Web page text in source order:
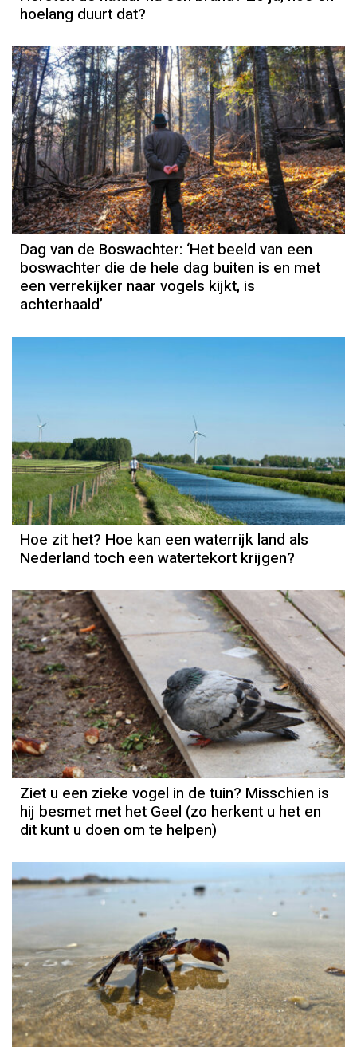
hoelang duurt dat?
Dag van de Boswachter: ‘Het beeld van een
boswachter die de hele dag buiten is en met
een verrekijker naar vogels kijkt, is
achterhaald’
Hoe zit het? Hoe kan een waterrijk land als
Nederland toch een watertekort krijgen?
Ziet u een zieke vogel in de tuin? Misschien is
hij besmet met het Geel (zo herkent u het en
dit kunt u doen om te helpen)